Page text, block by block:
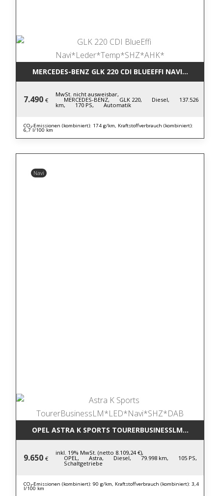
MERCEDES-BENZ GLK 220 CDI
7.490 €
MwSt. nicht ausweisbar,
MERCEDES-BENZ, GLK 220, Diesel, 137.526
km, 170 PS, Automatik
CO₂-Emissionen (kombiniert): 174 g/km, Kraftstoffverbrauch (kombiniert):
6,7 l/100 km
Navi
OPEL ASTRA K SPORTS
9.650 €
inkl. 19% MwSt. (netto 8.109,24 €),
OPEL, Astra, Diesel, 79.998 km, 105 PS,
Schaltgetriebe
CO₂-Emissionen (kombiniert): 90 g/km, Kraftstoffverbrauch (kombiniert): 3,4
l/100 km